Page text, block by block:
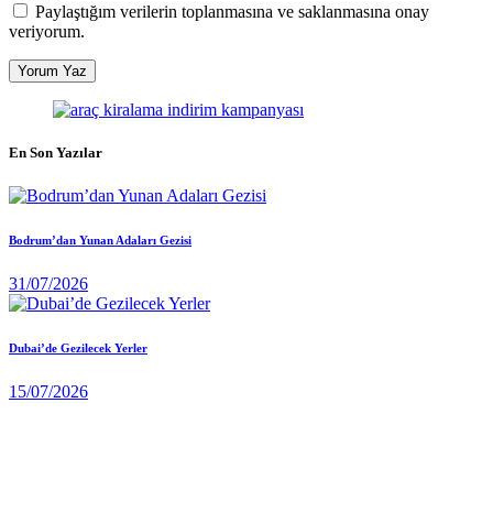
Paylaştığım verilerin toplanmasına ve saklanmasına onay
veriyorum.
En Son Yazılar
Bodrum’dan Yunan Adaları Gezisi
31/07/2026
Dubai’de Gezilecek Yerler
15/07/2026